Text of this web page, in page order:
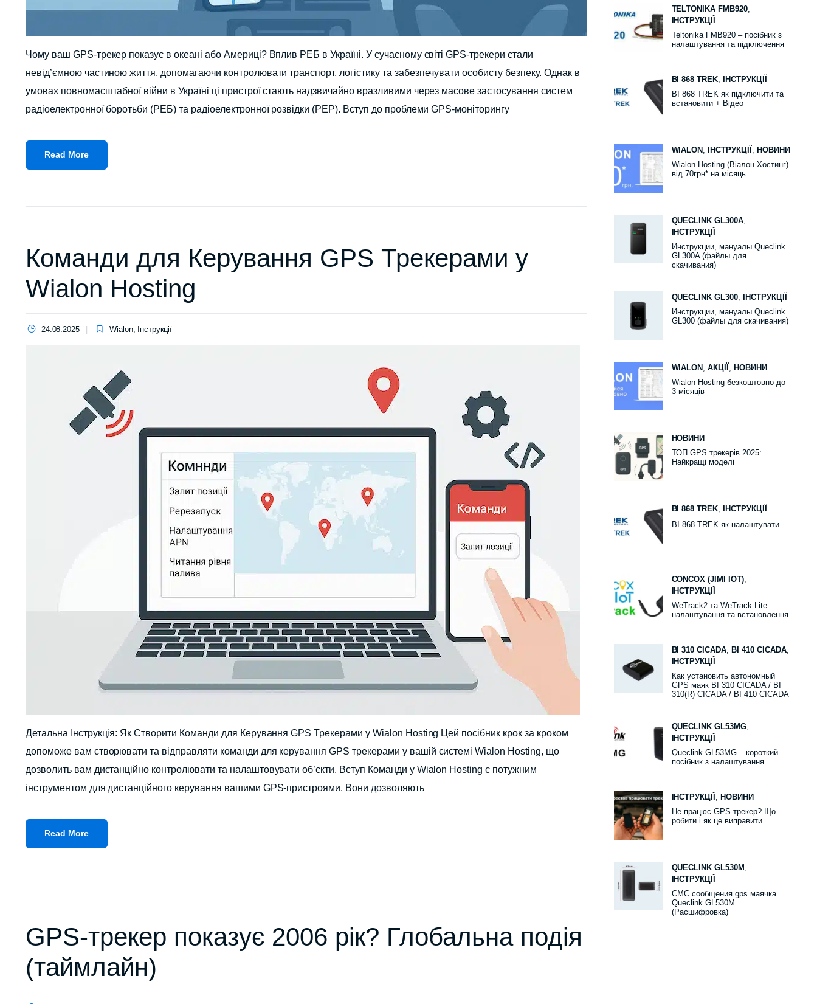
Чому ваш GPS-трекер показує в океані або Америці? Вплив РЕБ в Україні. У сучасному світі GPS-трекери стали
невід’ємною частиною життя, допомагаючи контролювати транспорт, логістику та забезпечувати особисту безпеку. Однак в
умовах повномасштабної війни в Україні ці пристрої стають надзвичайно вразливими через масове застосування систем
радіоелектронної боротьби (РЕБ) та радіоелектронної розвідки (РЕР). Вступ до проблеми GPS-моніторингу
Read More
Команди для Керування GPS Трекерами у
Wialon Hosting
24.08.2025 Wialon, Інструкції
Детальна Інструкція: Як Створити Команди для Керування GPS Трекерами у Wialon Hosting Цей посібник крок за кроком
допоможе вам створювати та відправляти команди для керування GPS трекерами у вашій системі Wialon Hosting, що
дозволить вам дистанційно контролювати та налаштовувати об’єкти. Вступ Команди у Wialon Hosting є потужним
інструментом для дистанційного керування вашими GPS-пристроями. Вони дозволяють
Read More
GPS-трекер показує 2006 рік? Глобальна подія
(таймлайн)
TELTONIKA FMB920,
ІНСТРУКЦІЇ
Teltonika FMB920 – посібник з
налаштування та підключення
BI 868 TREK,
ІНСТРУКЦІЇ
BI 868 TREK як підключити та
встановити + Відео
WIALON , ІНСТРУКЦІЇ , НОВИНИ
Wialon Hosting (Віалон Хостинг)
від 70грн* на місяць
QUECLINK GL300A,
ІНСТРУКЦІЇ
Инструкции, мануалы Queclink
GL300A (файлы для
скачивания)
QUECLINK GL300,
ІНСТРУКЦІЇ
Инструкции, мануалы Queclink
GL300 (файлы для скачивания)
WIALON ,АКЦІЇ , НОВИНИ
Wialon Hosting безкоштовно до
3 місяців
НОВИНИ
ТОП GPS трекерів 2025:
Найкращі моделі
BI 868 TREK,
ІНСТРУКЦІЇ
BI 868 TREK як налаштувати
CONCOX (JIMI IOT),
ІНСТРУКЦІЇ
WeTrack2 та WeTrack Lite –
налаштування та встановлення
BI 310 CICADA, BI 410 CICADA,
ІНСТРУКЦІЇ
Как установить автономный
GPS маяк BI 310 CICADA / BI
310(R) CICADA / BI 410 CICADA
QUECLINK GL53MG,
ІНСТРУКЦІЇ
Queclink GL53MG – короткий
посібник з налаштування
ІНСТРУКЦІЇ , НОВИНИ
Не працює GPS-трекер? Що
робити і як це виправити
QUECLINK GL530M ,
ІНСТРУКЦІЇ
СМС сообщения gps маячка
Queclink GL530M
(Расшифровка)